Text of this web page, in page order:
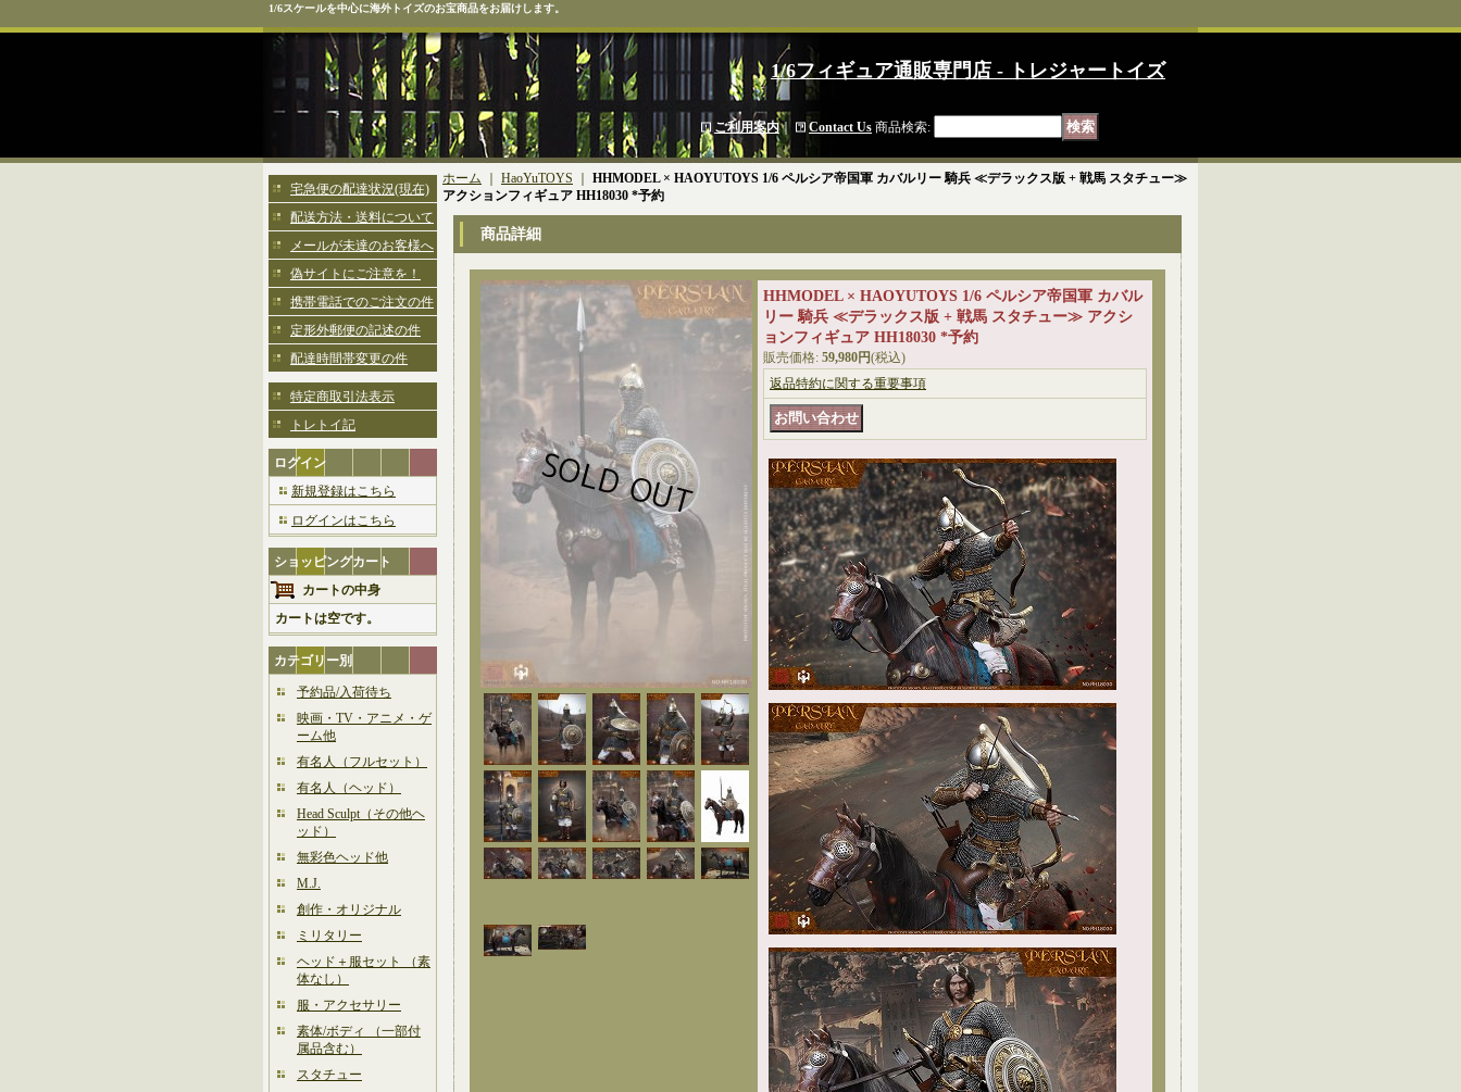
1/6スケールを中心に海外トイズのお宝商品をお届けします。
1/6フィギュア通販専門店 - トレジャートイズ
ご利用案内｜ Contact Us 商品検索:
宅急便の配達状況(現在)
配送方法・送料について
メールが未達のお客様へ
偽サイトにご注意を！
携帯電話でのご注文の件
定形外郵便の記述の件
配達時間帯変更の件
特定商取引法表示
トレトイ記
ログイン
新規登録はこちら
ログインはこちら
ショッピングカート
カートの中身
カートは空です。
カテゴリー別
予約品/入荷待ち
映画・TV・アニメ・ゲ
ーム他
有名人（フルセット）
有名人（ヘッド）
Head Sculpt（その他ヘ
ッド）
無彩色ヘッド他
M.J.
創作・オリジナル
ミリタリー
ヘッド＋服セット （素
体なし）
服・アクセサリー
素体/ボディ （一部付
属品含む）
スタチュー
ホーム HaoYuTOYS
HHMODEL × HAOYUTOYS 1/6 ペルシア帝国軍 カバルリー 騎兵 ≪デラックス版 + 戦馬 スタチュー≫
アクションフィギュア HH18030 *予約
商品詳細
HHMODEL × HAOYUTOYS 1/6 ペルシア帝国軍 カバル
リー 騎兵 ≪デラックス版 + 戦馬 スタチュー≫ アクシ
ョンフィギュア HH18030 *予約
販売価格: 59,980円(税込)
返品特約に関する重要事項